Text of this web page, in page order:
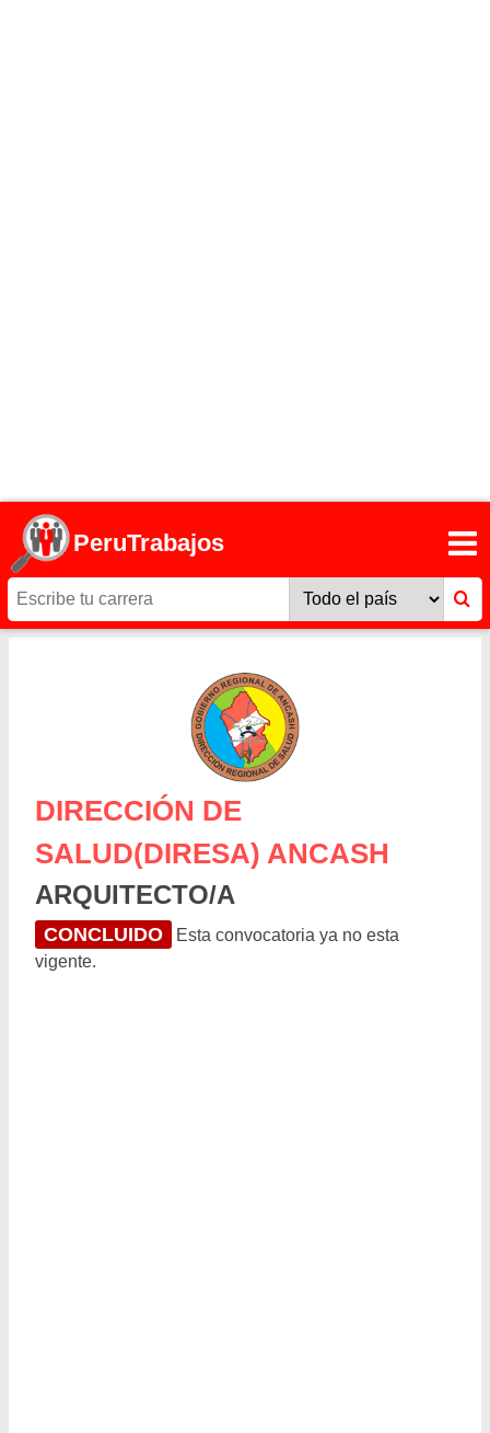
PeruTrabajos
DIRECCIÓN DE
SALUD(DIRESA) ANCASH
ARQUITECTO/A
CONCLUIDO
Esta convocatoria ya no esta
vigente.